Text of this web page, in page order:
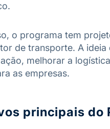
o programa tem
de transporte. A ideia
melhorar a
as empresas.
principais do